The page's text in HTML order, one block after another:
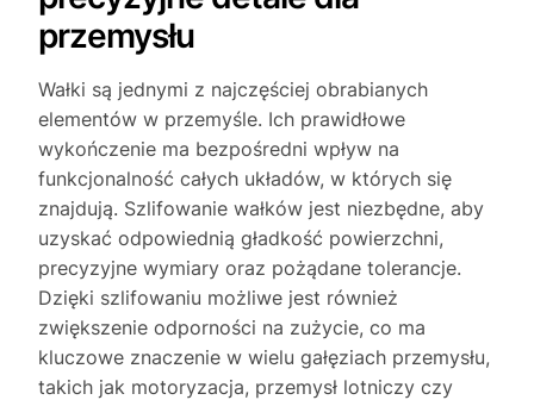
przemysłu
Wałki są jednymi z najczęściej obrabianych
elementów w przemyśle. Ich prawidłowe
wykończenie ma bezpośredni wpływ na
funkcjonalność całych układów, w których się
znajdują. Szlifowanie wałków jest niezbędne, aby
uzyskać odpowiednią gładkość powierzchni,
precyzyjne wymiary oraz pożądane tolerancje.
Dzięki szlifowaniu możliwe jest również
zwiększenie odporności na zużycie, co ma
kluczowe znaczenie w wielu gałęziach przemysłu,
takich jak motoryzacja, przemysł lotniczy czy